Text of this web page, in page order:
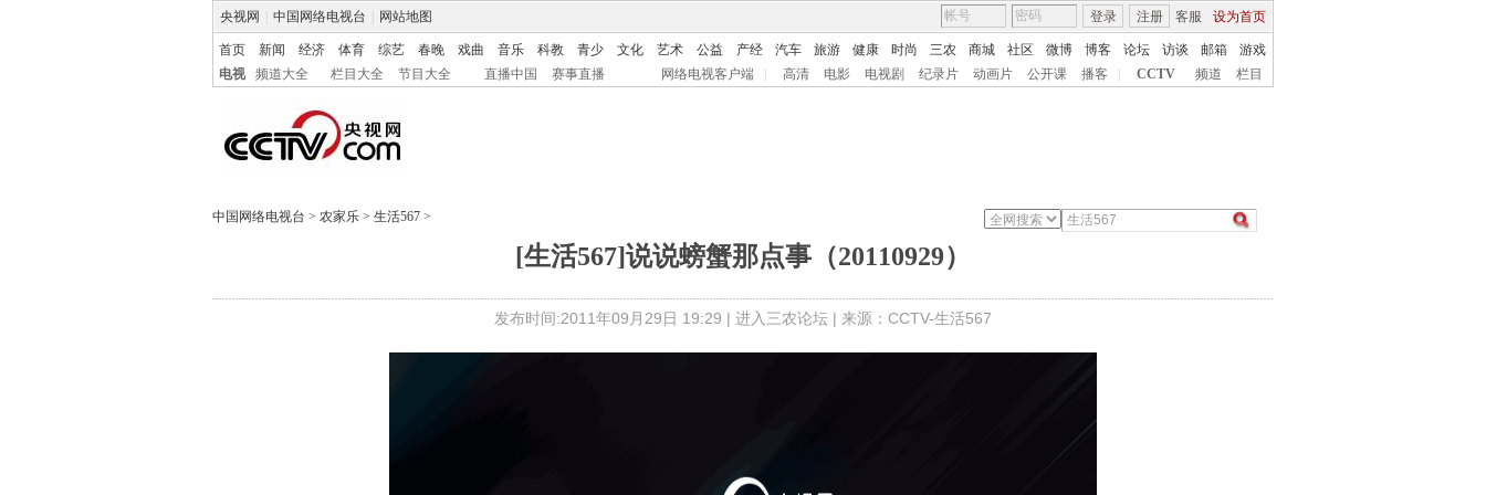
央视网 中国网络电视台 网站地图 客服 设为首页
登录 注册
首页 新闻 经济 体育 综艺 春晚 戏曲 音乐 科教 青少 文化 艺术 公益 产经 汽车 旅游 健康 时尚 三农 商城 社区 微博 博客 论坛 访谈 邮箱
游戏
电视
频道大全 栏目大全 节目大全 直播中国 赛事直播 网络电视客户端 高清 电影 电视剧 纪录片 动画片 公开课 播客 CCTV 频道 栏目
中国网络电视台 > 农家乐 > 生活567 >
[生活567]说说螃蟹那点事（20110929）
发布时间:2011年09月29日 19:29 | 进入三农论坛 | 来源：CCTV-生活567